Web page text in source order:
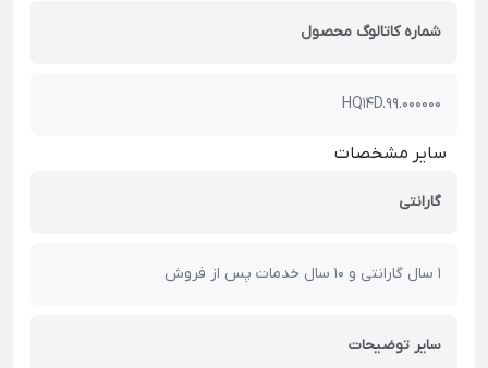
شماره کاتالوگ محصول
HQ14D.99.000000
سایر مشخصات
گارانتی
1 سال گارانتی و 10 سال خدمات پس از فروش
سایر توضیحات